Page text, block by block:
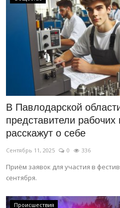
В Павлодарской
представители
расскажут о себе
Сентябрь 11, 2025 0 336
Приём заявок для участия в
сентября.
Происшествия